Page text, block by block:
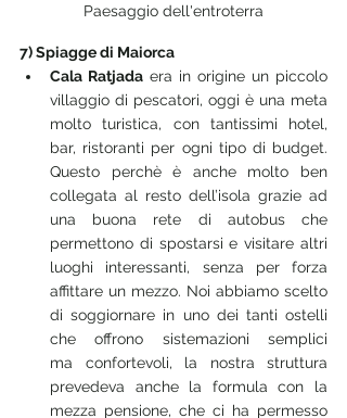
Paesaggio dell'entroterra
7) Spiagge di Maiorca
Cala Ratjada era in origine un piccolo
villaggio di pescatori, oggi è una meta
molto turistica, con tantissimi hotel,
bar, ristoranti per ogni tipo di budget.
Questo perchè è anche molto ben
collegata al resto dell’isola grazie ad
una buona rete di autobus che
permettono di spostarsi e visitare altri
luoghi interessanti, senza per forza
affittare un mezzo. Noi abbiamo scelto
di soggiornare in uno dei tanti ostelli
che offrono sistemazioni semplici
ma confortevoli, la nostra struttura
prevedeva anche la formula con la
mezza pensione, che ci ha permesso